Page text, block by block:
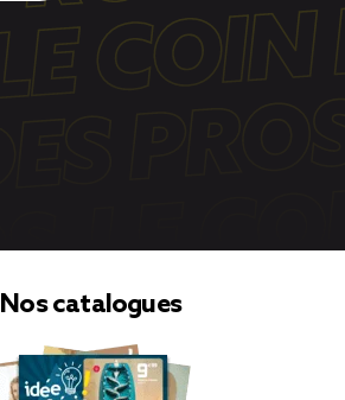
Nos catalogues